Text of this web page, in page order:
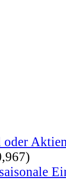
oder